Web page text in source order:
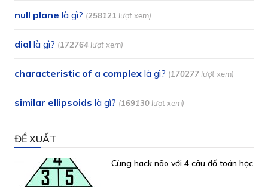
null plane là gì? (258121 lượt xem)
dial là gì? (172764 lượt xem)
characteristic of a complex là gì? (170277 lượt xem)
similar ellipsoids là gì? (169130 lượt xem)
ĐỀ XUẤT
Cùng hack não với 4 câu đố toán học